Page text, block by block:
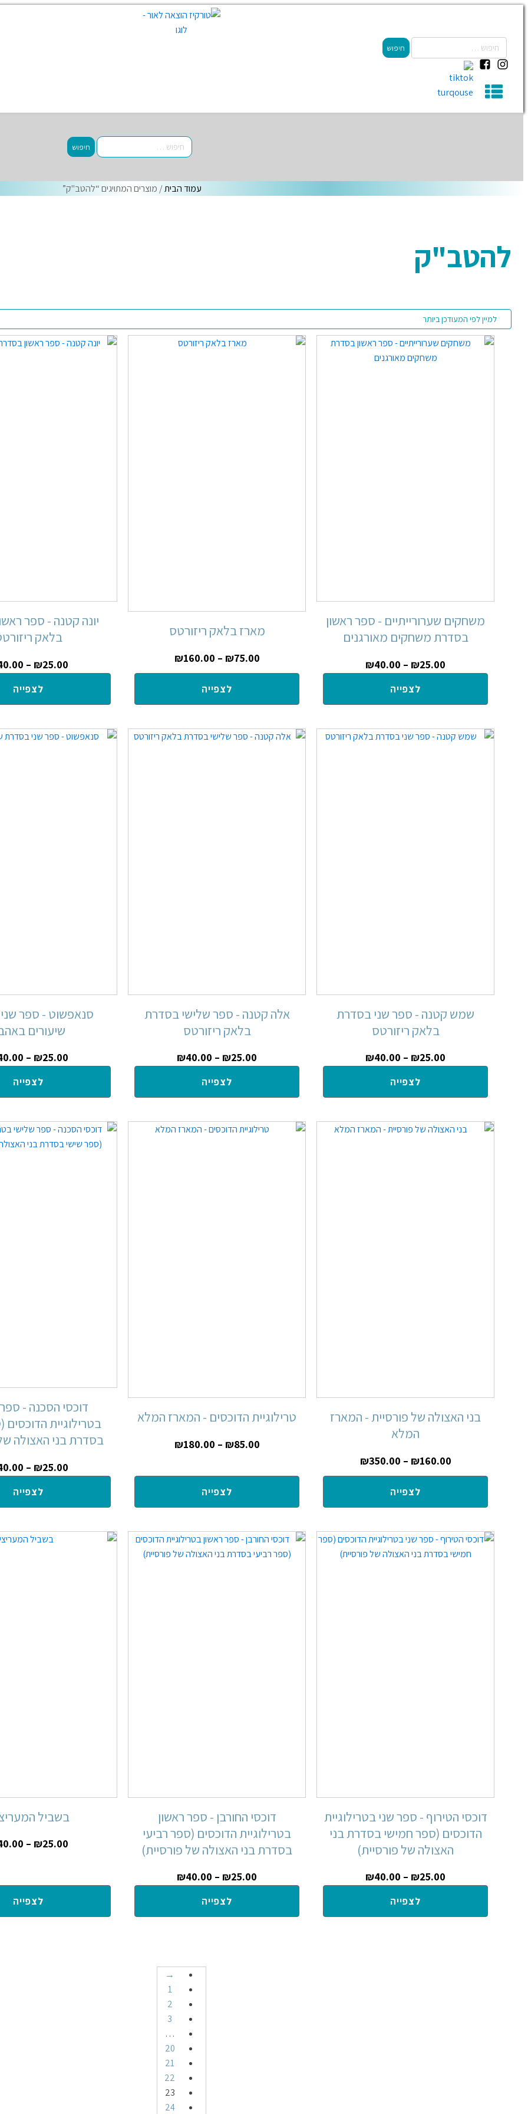
עמוד הבית/ מוצרים המתויגים “להטב"ק”
להטב"ק
משחקים שערורייתיים - ספר ראשון
בסדרת משחקים מאורגנים
₪25.00
–
₪40.00
לצפייה
מארז בלאק ריזורטס
₪75.00
–
₪160.00
לצפייה
יונה קטנה - ספר
בלאק
₪25.00
–
לצפייה
שמש קטנה - ספר שני בסדרת
בלאק ריזורטס
₪25.00
–
₪40.00
לצפייה
אלה קטנה - ספר שלישי בסדרת
בלאק ריזורטס
₪25.00
–
₪40.00
לצפייה
סנאפשוט - ספר
שיעורים
₪25.00
–
לצפייה
בני האצולה של פורסיית - המארז
המלא
₪160.00
–
₪350.00
לצפייה
טרילוגיית הדוכסים - המארז המלא
₪85.00
–
₪180.00
לצפייה
דוכסי הסכנה -
בטרילוגיית
בסדרת בני האצולה
₪25.00
–
לצפייה
דוכסי הטירוף - ספר שני בטרילוגיית
הדוכסים (ספר חמישי בסדרת בני
האצולה של פורסיית)
₪25.00
–
₪40.00
לצפייה
דוכסי החורבן - ספר ראשון
בטרילוגיית הדוכסים (ספר רביעי
בסדרת בני האצולה של פורסיית)
₪25.00
–
₪40.00
לצפייה
בשביל
₪25.00
–
לצפייה
→
1
2
3
…
20
21
22
23
24